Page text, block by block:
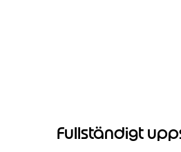
Fullständigt